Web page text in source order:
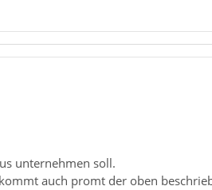
unternehmen soll.
auch promt der oben